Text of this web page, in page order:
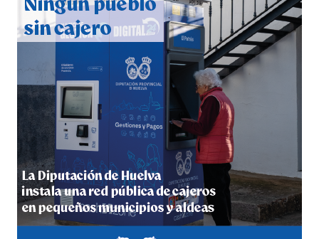
hace 6 días Huelvatv
5º DÍA DE LAS FIESTAS COLOMBINAS 2026
hace 6 días ·Huelvatv